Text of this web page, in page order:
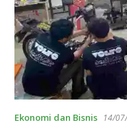
Ekonomi dan Bisnis 14/